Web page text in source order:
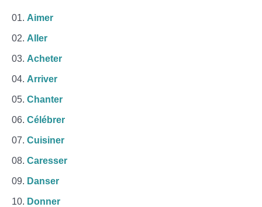
Aimer
Aller
Acheter
Arriver
Chanter
Célébrer
Cuisiner
Caresser
Danser
Donner